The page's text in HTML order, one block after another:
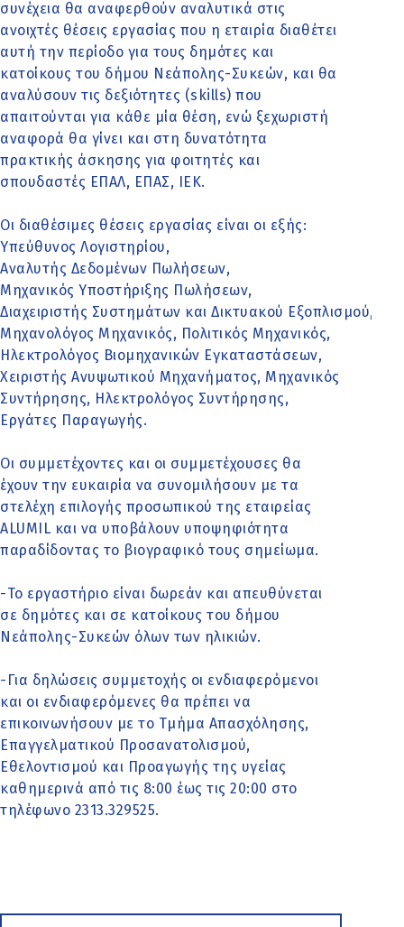
συνέχεια θα αναφερθούν αναλυτικά στις
ανοιχτές θέσεις εργασίας που η εταιρία διαθέτει
αυτή την περίοδο για τους δημότες και
κατοίκους του δήμου Νεάπολης-Συκεών, και θα
αναλύσουν τις δεξιότητες (skills) που
απαιτούνται για κάθε μία θέση, ενώ ξεχωριστή
αναφορά θα γίνει και στη δυνατότητα
πρακτικής άσκησης για φοιτητές και
σπουδαστές ΕΠΑΛ, ΕΠΑΣ, ΙΕΚ.
Οι διαθέσιμες θέσεις εργασίας είναι οι εξής:
Υπεύθυνος Λογιστηρίου,
Αναλυτής Δεδομένων Πωλήσεων,
Μηχανικός Υποστήριξης Πωλήσεων,
Διαχειριστής Συστημάτων και Δικτυακού Εξοπλισμού,
Μηχανολόγος Μηχανικός, Πολιτικός Μηχανικός,
Ηλεκτρολόγος Βιομηχανικών Εγκαταστάσεων,
Χειριστής Ανυψωτικού Μηχανήματος, Μηχανικός
Συντήρησης, Ηλεκτρολόγος Συντήρησης,
Εργάτες Παραγωγής.
Οι συμμετέχοντες και οι συμμετέχουσες θα
έχουν την ευκαιρία να συνομιλήσουν με τα
στελέχη επιλογής προσωπικού της εταιρείας
ALUMIL και να υποβάλουν υποψηφιότητα
παραδίδοντας το βιογραφικό τους σημείωμα.
-Το εργαστήριο είναι δωρεάν και απευθύνεται
σε δημότες και σε κατοίκους του δήμου
Νεάπολης-Συκεών όλων των ηλικιών.
-Για δηλώσεις συμμετοχής οι ενδιαφερόμενοι
και οι ενδιαφερόμενες θα πρέπει να
επικοινωνήσουν με το Τμήμα Απασχόλησης,
Επαγγελματικού Προσανατολισμού,
Εθελοντισμού και Προαγωγής της υγείας
καθημερινά από τις 8:00 έως τις 20:00 στο
τηλέφωνο 2313.329525.